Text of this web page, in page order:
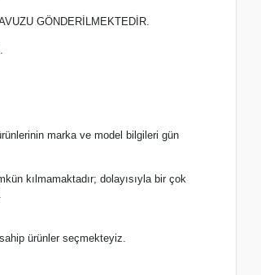
GÖNDERİLMEKTEDİR.
marka ve model bilgileri gün
kılmamaktadır; dolayısıyla bir çok
ürünler seçmekteyiz.